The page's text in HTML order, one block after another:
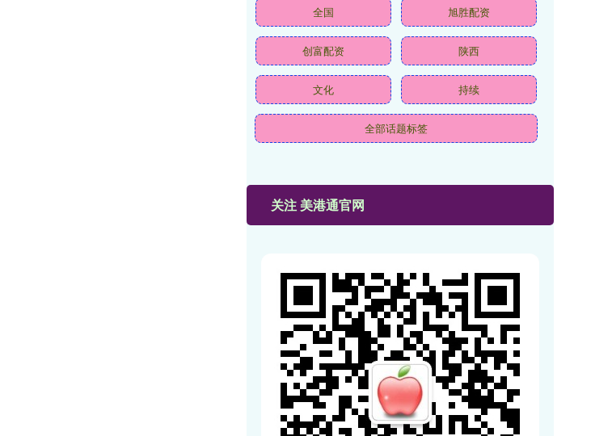
全国 旭胜配资
创富配资 陕西
文化 持续
全部话题标签
关注 美港通官网